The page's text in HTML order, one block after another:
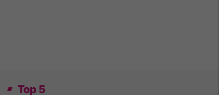
Top 5